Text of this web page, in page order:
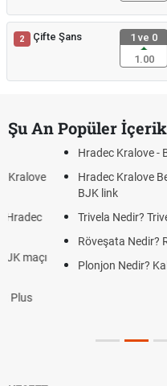
2 Çifte Şans
1 ve 0
1.00
Şu An Popüler
Hradec Kralove - Beşiktaş
Hradec Kralove Beşiktaş
Trivela Nedir? Trivela
Röveşata Nedir? Röveşata
Plonjon Nedir? Kalecilikte